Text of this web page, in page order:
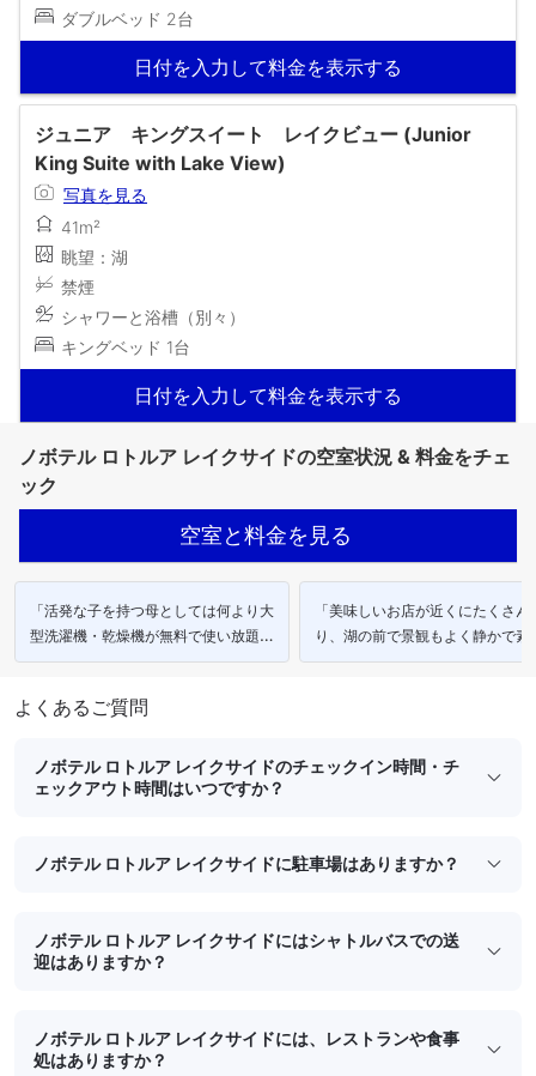
ダブルベッド 2台
日付を入力して料金を表示する
ジュニア キングスイート レイクビュー (Junior
King Suite with Lake View)
写真を見る
41m²
眺望：湖
禁煙
シャワーと浴槽（別々）
キングベッド 1台
日付を入力して料金を表示する
ノボテル ロトルア レイクサイドの空室状況 & 料金をチェ
ック
空室と料金を見る
「活発な子を持つ母としては何より大
型洗濯機・乾燥機が無料で使い放題な
のがとてもありがたいです。」
「美味しいお店が近くにたくさん
り、湖の前で景観もよく静かで素
しい。」
よくあるご質問
ノボテル ロトルア レイクサイドのチェックイン時間・チ
ェックアウト時間はいつですか？
ノボテル ロトルア レイクサイドに駐車場はありますか？
ノボテル ロトルア レイクサイドにはシャトルバスでの送
迎はありますか？
ノボテル ロトルア レイクサイドには、レストランや食事
処はありますか？